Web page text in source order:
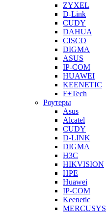
ZYXEL
D-Link
CUDY
DAHUA
CISCO
DIGMA
ASUS
IP-COM
HUAWEI
KEENETIC
F+Tech
Роутеры
Asus
Alcatel
CUDY
D-LINK
DIGMA
H3C
HIKVISION
HPE
Huawei
IP-COM
Keenetic
MERCUSYS